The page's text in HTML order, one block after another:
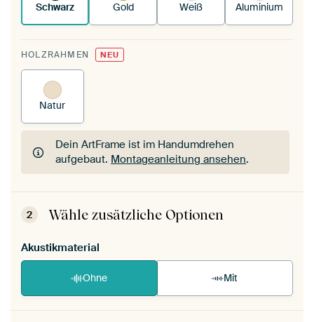
Schwarz Gold Weiß Aluminium
HOLZRAHMEN NEU
Natur
Dein ArtFrame ist im Handumdrehen
aufgebaut. Montageanleitung ansehen.
Dein ArtFrame ist im Handumdrehen
aufgebaut.Montageanleitung ansehen
2 Wähle zusätzliche Optionen
Akustikmaterial
Ohne Mit